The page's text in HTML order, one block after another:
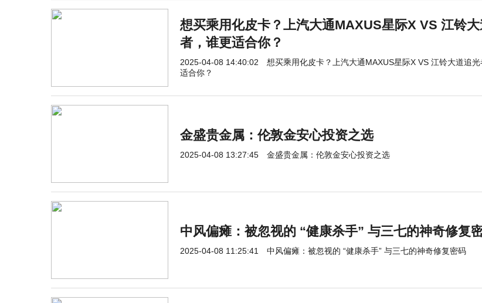
想买乘用化皮卡？上汽大通MAXUS星际X VS 江铃
者，谁更适合你？
2025-04-08 14:40:02
想买乘用化皮卡？上汽大通MAXUS星际X VS 江铃大道追光
适合你？
金盛贵金属：伦敦金安心投资之选
2025-04-08 13:27:45 金盛贵金属：伦敦金安心投资之选
中风偏瘫：被忽视的 “健康杀手” 与三七的神奇修复
2025-04-08 11:25:41 中风偏瘫：被忽视的 “健康杀手” 与三七的神奇修复密码